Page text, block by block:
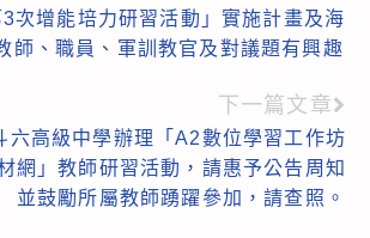
次增能培力研習活動」實施計畫及海
師、職員、軍訓教官及對議題有興趣
下一篇文章
六高級中學辦理「A2數位學習工作坊
網」教師研習活動，請惠予公告周知
並鼓勵所屬教師踴躍參加，請查照。